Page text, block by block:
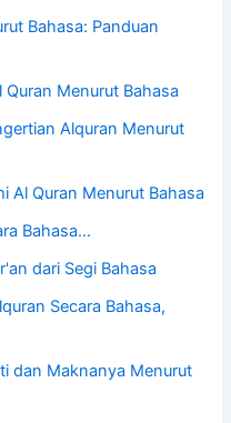
Bahasa: Panduan
Menurut Bahasa
Alquran Menurut
Al Quran Menurut Bahasa
Bahasa…
dari Segi Bahasa
Secara Bahasa,
dan Maknanya Menurut